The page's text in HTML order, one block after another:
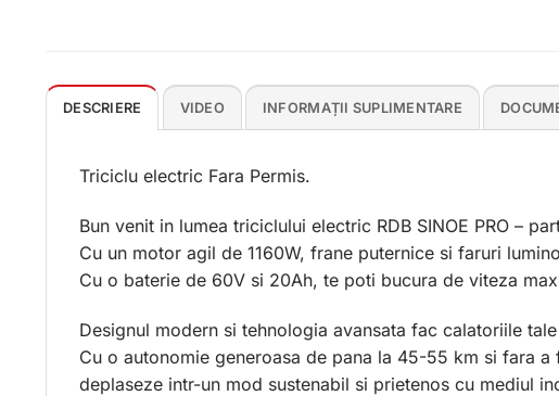
DESCRIERE VIDEO INFORMAȚII SUPLIMENTARE
Triciclu electric Fara Permis.
Bun venit in lumea triciclului electric RDB SINOE PRO –
Cu un motor agil de 1160W, frane puternice si faruri
Cu o baterie de 60V si 20Ah, te poti bucura de viteza
Designul modern si tehnologia avansata fac calatoriile
Cu o autonomie generoasa de pana la 45-55 km si fara
deplaseze intr-un mod sustenabil si prietenos cu mediul